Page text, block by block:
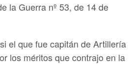
la Guerra nº 53, de 14 de
el que fue capitán de Artillería
los méritos que contrajo en la